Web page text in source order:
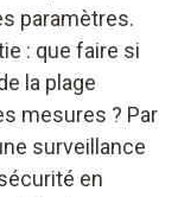
paramètres.
: que faire si
la plage
mesures ? Par
surveillance
en